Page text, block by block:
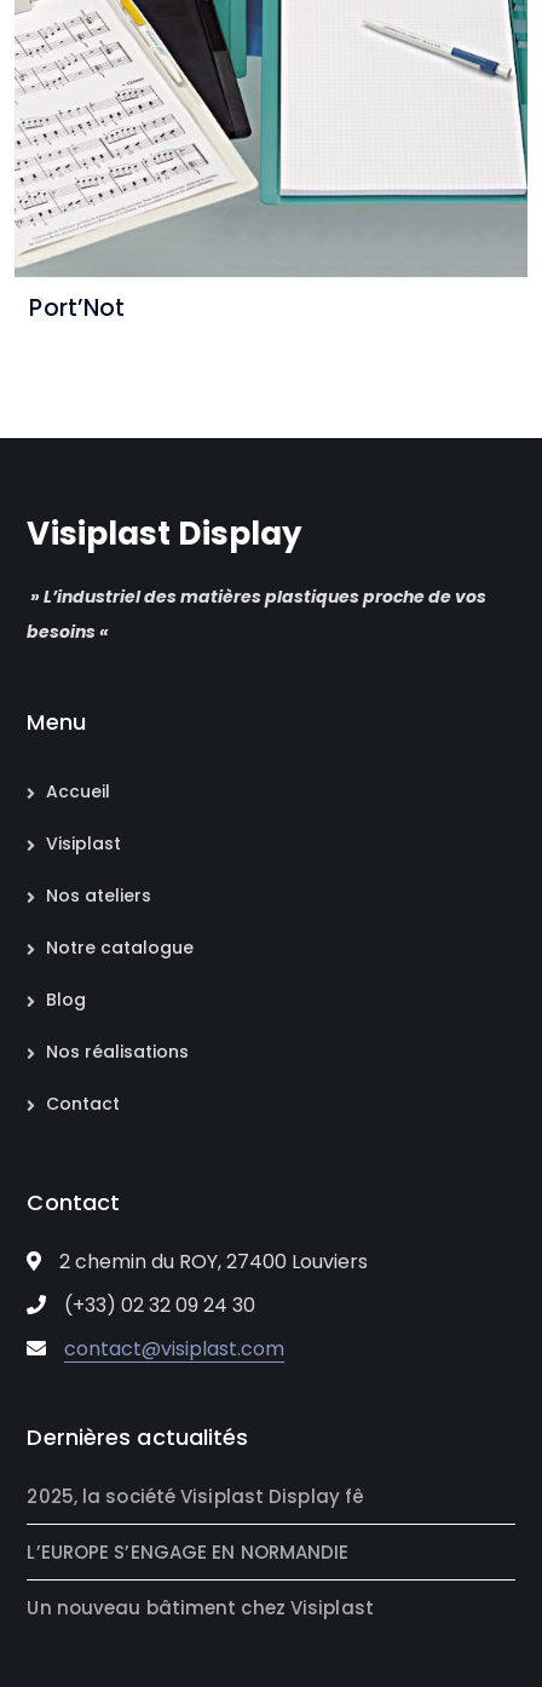
Port’Not
Visiplast Display
» L’industriel des matières plastiques proche de vos
besoins «
Menu
Accueil
Visiplast
Nos ateliers
Notre catalogue
Blog
Nos réalisations
Contact
Contact
2 chemin du ROY, 27400 Louviers
(+33) 02 32 09 24 30
contact@visiplast.com
Dernières actualités
2025, la société Visiplast Display fê
L’EUROPE S’ENGAGE EN NORMANDIE
Un nouveau bâtiment chez Visiplast